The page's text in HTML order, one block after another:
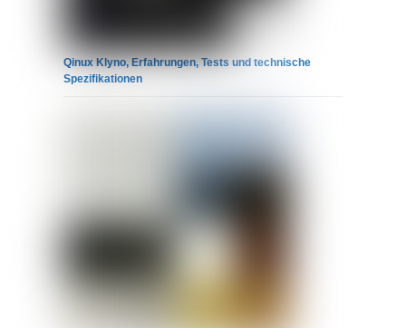
Qinux Klyno, Erfahrungen, Tests und technische
Spezifikationen